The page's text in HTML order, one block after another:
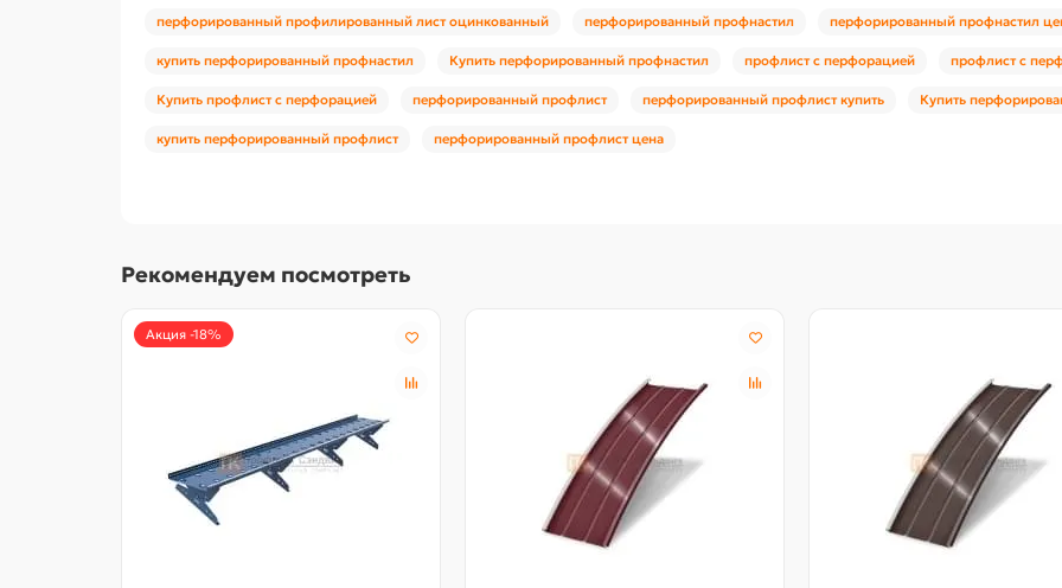
перфорированный профилированный лист оцинкованный перфорированный профнастил перфорированный профнастил
купить перфорированный профнастил Купить перфорированный профнастил профлист с перфорацией профлист с
Купить профлист с перфорацией перфорированный профлист перфорированный профлист купить Купить
купить перфорированный профлист перфорированный профлист цена
Рекомендуем посмотреть
Акция -18%